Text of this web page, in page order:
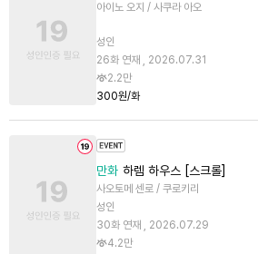
아이노 오지 / 사쿠라 아오
성인
26화 연재 , 2026.07.31
2.2만
300원/화
만화 하렘 하우스 [스크롤]
사오토메 센로 / 쿠로키리
성인
30화 연재 , 2026.07.29
4.2만